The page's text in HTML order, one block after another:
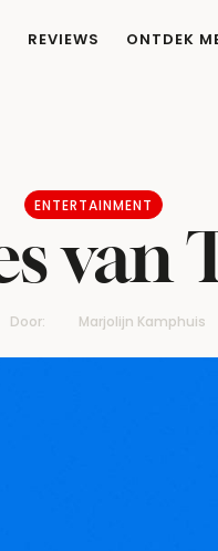
REVIEWS ONTDEK
ENTERTAINMENT
van
Door: Marjolijn Kamphuis